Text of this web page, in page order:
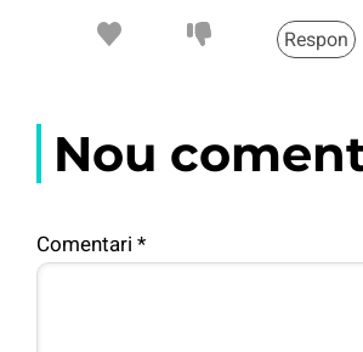
Respon
Nou
Comentari *